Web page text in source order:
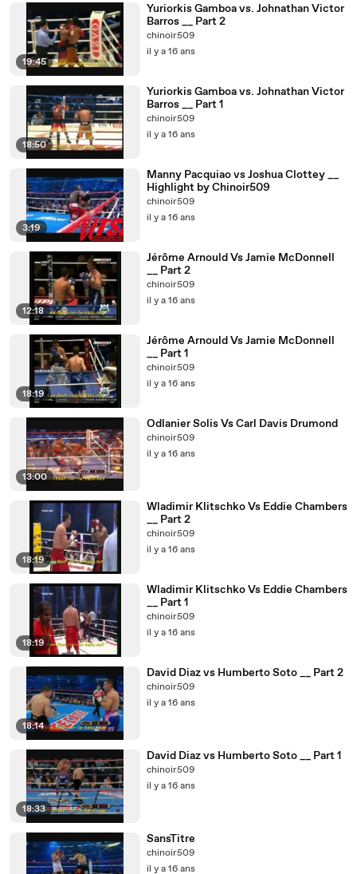
19:45
Yuriorkis Gamboa vs. Johnathan Victor
Barros __ Part 2
chinoir509
il y a 16 ans
18:50
Yuriorkis Gamboa vs. Johnathan Victor
Barros __ Part 1
chinoir509
il y a 16 ans
3:19
Manny Pacquiao vs Joshua Clottey __
Highlight by Chinoir509
chinoir509
il y a 16 ans
12:18
Jérôme Arnould Vs Jamie McDonnell
__ Part 2
chinoir509
il y a 16 ans
18:19
Jérôme Arnould Vs Jamie McDonnell
__ Part 1
chinoir509
il y a 16 ans
13:00
Odlanier Solis Vs Carl Davis Drumond
chinoir509
il y a 16 ans
18:19
Wladimir Klitschko Vs Eddie Chambers
__ Part 2
chinoir509
il y a 16 ans
18:19
Wladimir Klitschko Vs Eddie Chambers
__ Part 1
chinoir509
il y a 16 ans
18:14
David Diaz vs Humberto Soto __ Part 2
chinoir509
il y a 16 ans
18:33
David Diaz vs Humberto Soto __ Part 1
chinoir509
il y a 16 ans
SansTitre
chinoir509
il y a 16 ans